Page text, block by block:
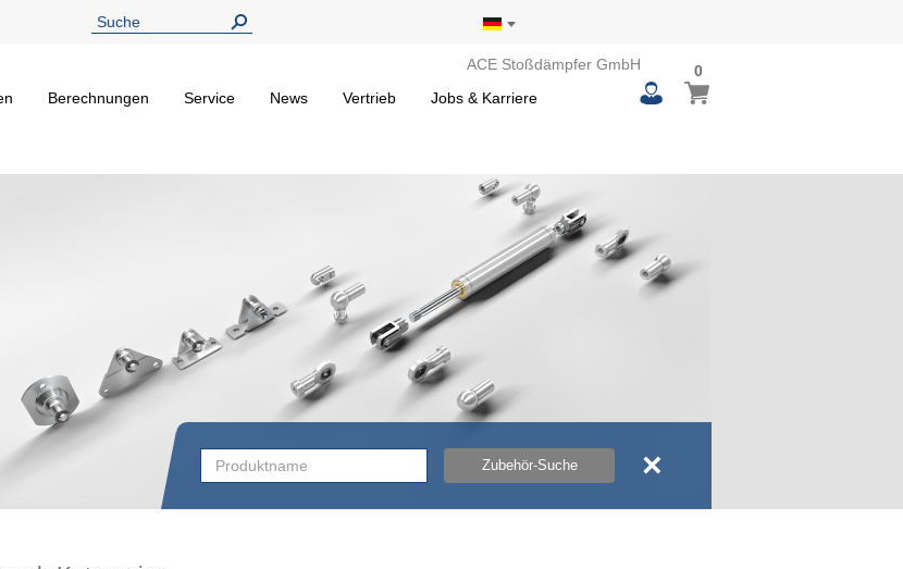
ACE Stoßdämpfer GmbH
Berechnungen Service News Vertrieb Jobs & Karriere
Mein Warenkorb
00
items
Zubehör-Suche ×